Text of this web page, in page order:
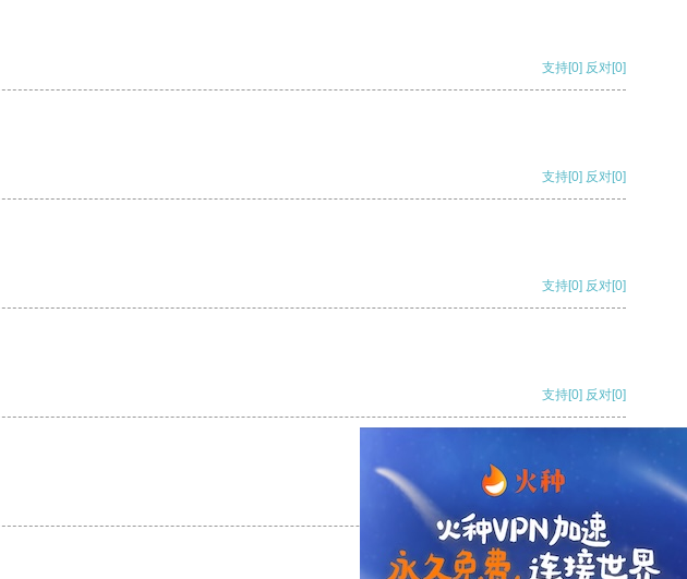
支持[0] 反对[0]
支持[0] 反对[0]
支持[0] 反对[0]
支持[0] 反对[0]